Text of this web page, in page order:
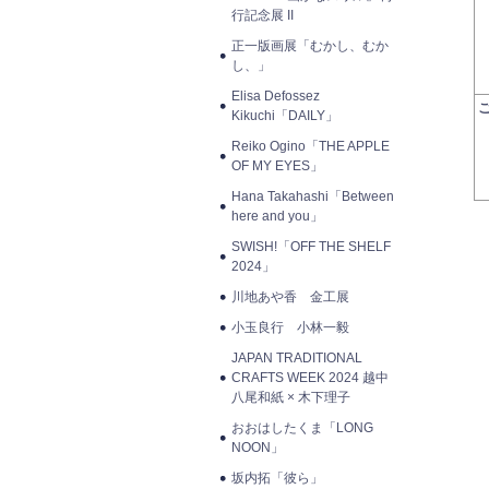
行記念展 II
正一版画展「むかし、むか
し、」
Elisa Defossez
Kikuchi「DAILY」
Reiko Ogino「THE APPLE
OF MY EYES」
Hana Takahashi「Between
here and you」
SWISH!「OFF THE SHELF
2024」
川地あや香 金工展
小玉良行 小林一毅
JAPAN TRADITIONAL
CRAFTS WEEK 2024 越中
八尾和紙 × 木下理子
おおはしたくま「LONG
NOON」
坂内拓「彼ら」